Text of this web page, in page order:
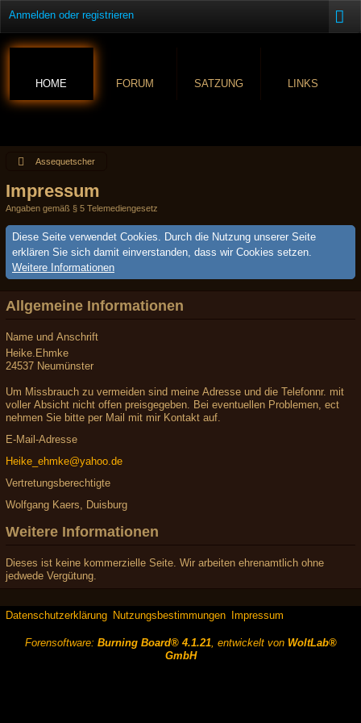
Anmelden oder registrieren
HOME FORUM SATZUNG LINKS
Assequetscher
Impressum
Angaben gemäß § 5 Telemediengesetz
Diese Seite verwendet Cookies. Durch die Nutzung unserer Seite
erklären Sie sich damit einverstanden, dass wir Cookies setzen.
Weitere Informationen
Allgemeine Informationen
Name und Anschrift
Heike.Ehmke
24537 Neumünster
Um Missbrauch zu vermeiden sind meine Adresse und die Telefonnr. mit
voller Absicht nicht offen preisgegeben. Bei eventuellen Problemen, ect
nehmen Sie bitte per Mail mit mir Kontakt auf.
E-Mail-Adresse
Heike_ehmke@yahoo.de
Vertretungsberechtigte
Wolfgang Kaers, Duisburg
Weitere Informationen
Dieses ist keine kommerzielle Seite. Wir arbeiten ehrenamtlich ohne
jedwede Vergütung.
Datenschutzerklärung Nutzungsbestimmungen Impressum
Forensoftware: Burning Board® 4.1.21, entwickelt von WoltLab®
GmbH